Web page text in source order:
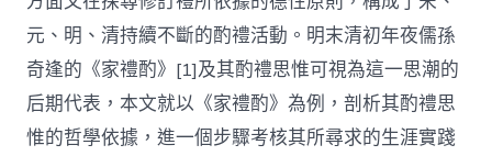
元、明、清持續不斷的酌禮活動。明末清初年夜儒孫
奇逢的《家禮酌》[1]及其酌禮思惟可視為這一思潮的
后期代表，本文就以《家禮酌》為例，剖析其酌禮思
惟的哲學依據，進一個步驟考核其所尋求的生涯實踐